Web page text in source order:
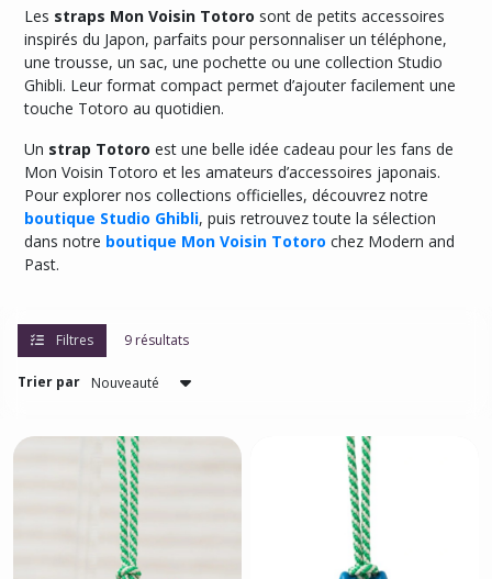
Les straps Mon Voisin Totoro sont de petits accessoires
inspirés du Japon, parfaits pour personnaliser un téléphone,
une trousse, un sac, une pochette ou une collection Studio
Ghibli. Leur format compact permet d’ajouter facilement une
touche Totoro au quotidien.
Un strap Totoro est une belle idée cadeau pour les fans de
Mon Voisin Totoro et les amateurs d’accessoires japonais.
Pour explorer nos collections officielles, découvrez notre
boutique Studio Ghibli, puis retrouvez toute la sélection
dans notre boutique Mon Voisin Totoro chez Modern and
Past.
Filtres 9 résultats
Trier par
Bagues
-
Mon
Voisin
Totoro
(1)
Boîtes
à
bijoux
-
Broches
Totoro
Charms